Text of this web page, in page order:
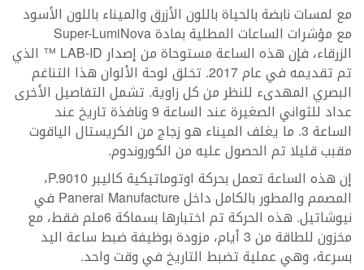
مع لمسات نابضة بالحياة باللون الأزرق والميناء باللون الأسود
مع مؤشرات الساعات المطلية بمادة Super-LumiNova
الزرقاء، فإن هذه الساعة مستوحاة من إصدار LAB-ID ™ الذي
تم تقديمه في عام 2017. تخلق لوحة الألوان هذا التناغم
البصري المهدىء للنظر من كل زاوية. تشمل التفاصيل الأخرى
عداد للثواني الصغيرة عند الساعة 9 ونافذة تاريخ عند
الساعة 3. ما يغلف الميناء هو زجاج من الكريستال الياقوت
مقبب قليلا تم الحصول عليه من الكوروندوم.
إن هذه الساعة تعمل بحركة اوتوماتيكية كاليبر P.9010،
المصمم والمطور بالكامل داخل Panerai Manufacture في
نيوشاتيل. هذه الحركة تم اختبارها بسماكة 6ملم فقط، مع
مخزون للطاقة من 3 أيام، مزودة بوظيفة ضبط ساعة اليد
بسرعة، وهي عملية تضبط التاريخ في وقت واحد.